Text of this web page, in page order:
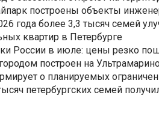
построены объекты
года более 3,3 тысяч семей
квартир в Петербурге
России в июле: цены резко
построен на
о планируемых
петербургских семей